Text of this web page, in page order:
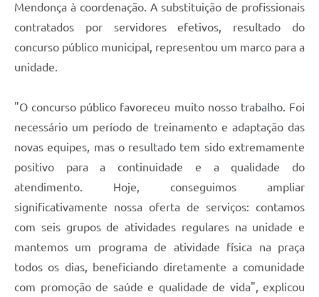
Mendonça à coordenação. A substituição de profissionais
contratados por servidores efetivos, resultado do
concurso público municipal, representou um marco para a
unidade.
"O concurso público favoreceu muito nosso trabalho. Foi
necessário um período de treinamento e adaptação das
novas equipes, mas o resultado tem sido extremamente
positivo para a continuidade e a qualidade do
atendimento. Hoje, conseguimos ampliar
significativamente nossa oferta de serviços: contamos
com seis grupos de atividades regulares na unidade e
mantemos um programa de atividade física na praça
todos os dias, beneficiando diretamente a comunidade
com promoção de saúde e qualidade de vida", explicou